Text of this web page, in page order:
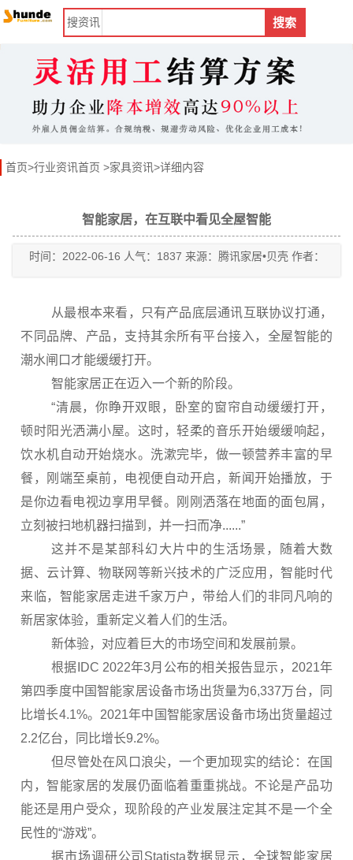
搜资讯 搜索
首页>行业资讯首页 >家具资讯>详细内容
智能家居，在互联中看见全屋智能
时间：2022-06-16 人气：1837 来源：腾讯家居•贝壳 作者：
从最根本来看，只有产品底层通讯互联协议打通，
不同品牌、产品，支持其余所有平台接入，全屋智能的
潮水闸口才能缓缓打开。
智能家居正在迈入一个新的阶段。
“清晨，你睁开双眼，卧室的窗帘自动缓缓打开，
顿时阳光洒满小屋。这时，轻柔的音乐开始缓缓响起，
饮水机自动开始烧水。洗漱完毕，做一顿营养丰富的早
餐，刚端至桌前，电视便自动开启，新闻开始播放，于
是你边看电视边享用早餐。刚刚洒落在地面的面包屑，
立刻被扫地机器扫描到，并一扫而净......”
这并不是某部科幻大片中的生活场景，随着大数
据、云计算、物联网等新兴技术的广泛应用，智能时代
来临，智能家居走进千家万户，带给人们的非同凡响的
新居家体验，重新定义着人们的生活。
新体验，对应着巨大的市场空间和发展前景。
根据IDC 2022年3月公布的相关报告显示，2021年
第四季度中国智能家居设备市场出货量为6,337万台，同
比增长4.1%。2021年中国智能家居设备市场出货量超过
2.2亿台，同比增长9.2%。
但尽管处在风口浪尖，一个更加现实的结论：在国
内，智能家居的发展仍面临着重重挑战。不论是产品功
能还是用户受众，现阶段的产业发展注定其不是一个全
民性的“游戏”。
据市场调研公司Statista数据显示，全球智能家居